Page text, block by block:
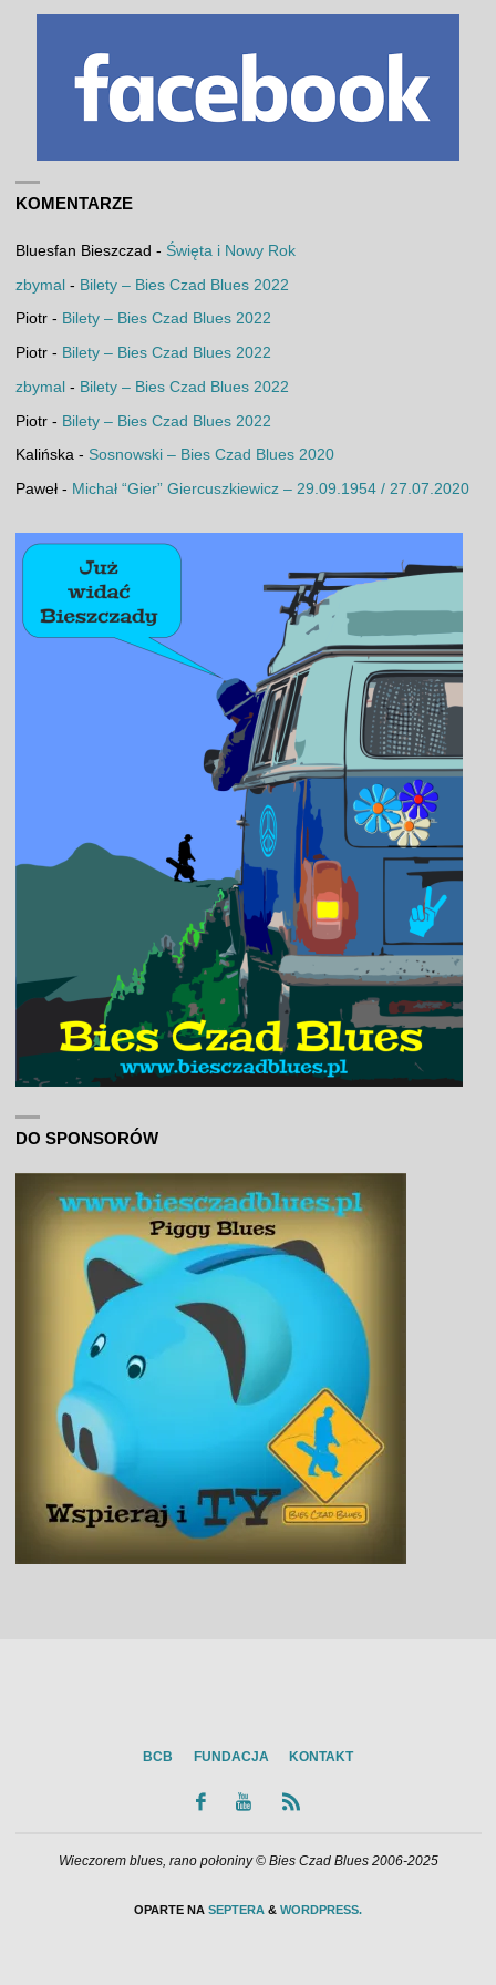
KOMENTARZE
Bluesfan Bieszczad - Święta i Nowy Rok
zbymal- Bilety – Bies Czad Blues 2022
Piotr- Bilety – Bies Czad Blues 2022
Piotr- Bilety – Bies Czad Blues 2022
zbymal - Bilety – Bies Czad Blues 2022
Piotr- Bilety – Bies Czad Blues 2022
Kalińska- Sosnowski – Bies Czad Blues 2020
Paweł- Michał “Gier” Giercuszkiewicz – 29.09.1954 / 27.07.2020
DO SPONSORÓW
BCB FUNDACJA KONTAKT
Wieczorem blues, rano połoniny © Bies Czad Blues 2006-2025
OPARTE NA SEPTERA & WORDPRESS.